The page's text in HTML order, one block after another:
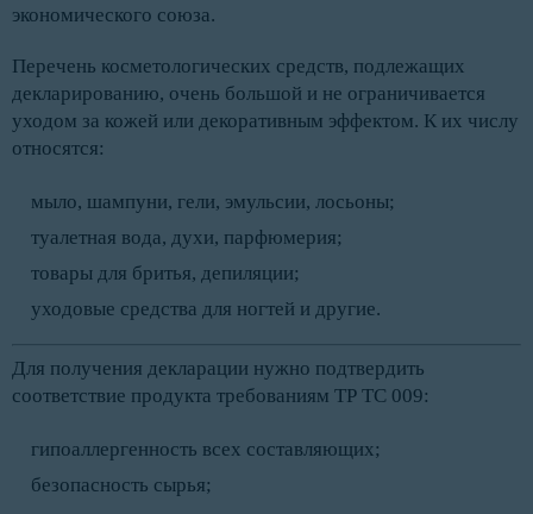
экономического союза.
Перечень косметологических средств, подлежащих
декларированию, очень большой и не ограничивается
уходом за кожей или декоративным эффектом. К их числу
относятся:
мыло, шампуни, гели, эмульсии, лосьоны;
туалетная вода, духи, парфюмерия;
товары для бритья, депиляции;
уходовые средства для ногтей и другие.
Для получения декларации нужно подтвердить
соответствие продукта требованиям ТР ТС 009:
гипоаллергенность всех составляющих;
безопасность сырья;